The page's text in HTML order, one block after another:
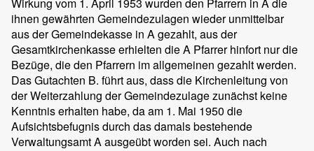
ihnen gewährten Gemeindezulagen wieder unmittelbar
aus der Gemeindekasse in A gezahlt, aus der
Gesamtkirchenkasse erhielten die A Pfarrer hinfort nur die
Bezüge, die den Pfarrern im allgemeinen gezahlt werden.
Das Gutachten B. führt aus, dass die Kirchenleitung von
der Weiterzahlung der Gemeindezulage zunächst keine
Kenntnis erhalten habe, da am 1. Mai 1950 die
Aufsichtsbefugnis durch das damals bestehende
Verwaltungsamt A ausgeübt worden sei. Auch nach